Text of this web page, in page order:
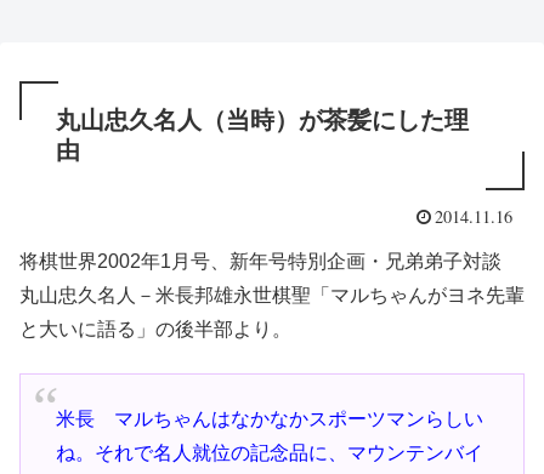
丸山忠久名人（当時）が茶髪にした理
由
2014.11.16
将棋世界2002年1月号、新年号特別企画・兄弟弟子対談
丸山忠久名人－米長邦雄永世棋聖「マルちゃんがヨネ先輩
と大いに語る」の後半部より。
米長 マルちゃんはなかなかスポーツマンらしい
ね。それで名人就位の記念品に、マウンテンバイ